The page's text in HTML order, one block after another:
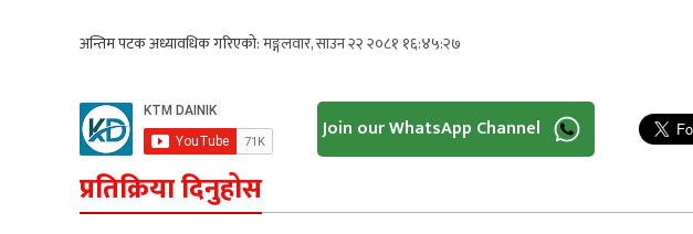
अन्तिम पटक अध्यावधिक गरिएको:मङ्गलवार, साउन २२ २०८१ १६:४५:२७
Join our WhatsApp Channel
प्रतिक्रिया दिनुहोस